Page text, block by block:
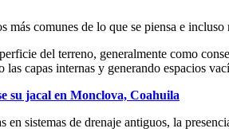
más comunes de lo que se piensa e
del terreno, generalmente como
capas internas y generando espacios
su jacal en Monclova, Coahuila
sistemas de drenaje antiguos, la